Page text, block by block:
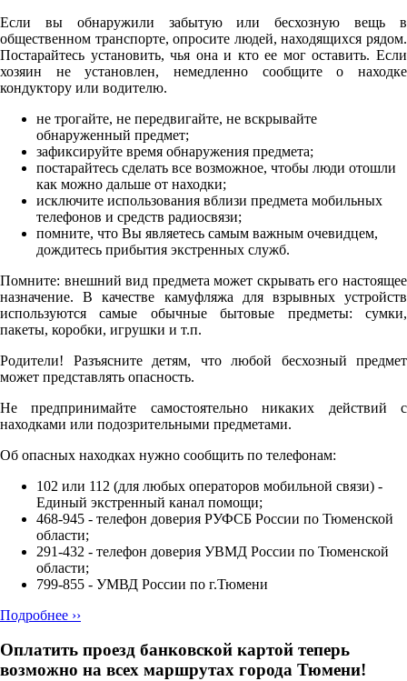
Если вы обнаружили забытую или бесхозную вещь в
общественном транспорте, опросите людей, находящихся рядом.
Постарайтесь установить, чья она и кто ее мог оставить. Если
хозяин не установлен, немедленно сообщите о находке
кондуктору или водителю.
не трогайте, не передвигайте, не вскрывайте
обнаруженный предмет;
зафиксируйте время обнаружения предмета;
постарайтесь сделать все возможное, чтобы люди отошли
как можно дальше от находки;
исключите использования вблизи предмета мобильных
телефонов и средств радиосвязи;
помните, что Вы являетесь самым важным очевидцем,
дождитесь прибытия экстренных служб.
Помните: внешний вид предмета может скрывать его настоящее
назначение. В качестве камуфляжа для взрывных устройств
используются самые обычные бытовые предметы: сумки,
пакеты, коробки, игрушки и т.п.
Родители! Разъясните детям, что любой бесхозный предмет
может представлять опасность.
Не предпринимайте самостоятельно никаких действий с
находками или подозрительными предметами.
Об опасных находках нужно сообщить по телефонам:
102 или 112 (для любых операторов мобильной связи) -
Единый экстренный канал помощи;
468-945 - телефон доверия РУФСБ России по Тюменской
области;
291-432 - телефон доверия УВМД России по Тюменской
области;
799-855 - УМВД России по г.Тюмени
Подробнее ››
Оплатить проезд банковской картой теперь
возможно на всех маршрутах города Тюмени!